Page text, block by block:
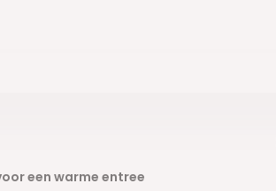
een warme entree